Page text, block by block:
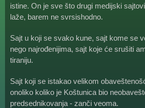
istine. On je sve što drugi medijski
laže, barem ne svrsishodno.
Sajt u koji se svako kune, sajt kome se
nego najrođenijima, sajt koje će srušiti
tiraniju.
Sajt koji se istakao velikom
onoliko koliko je Koštunica bio
predsednikovanja - zanči veoma.